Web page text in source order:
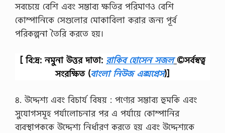
ন্টে
র
সবচেয়ে বেশি এবং সম্ভাব্য ক্ষতির পরিমাণও বেশি
কোম্পানিকে সেগুলোর মোকাবিলা করার জন্য পূর্ব
পরিকল্পনা তৈরি করতে হয়।
[ বি:দ্র: নমুনা উত্তর দাতা: রাকিব হোসেন সজল ©সর্বস্বত্ব
সংরক্ষিত (বাংলা নিউজ এক্সপ্রেস)]
৪. উদ্দেশ্য এবং বিচার্য বিষয় : পণ্যের সম্ভাব্য হুমকি এবং
সুযোগসমূহ পর্যালোচনার পর এ পর্যায়ে কোম্পানির
ব্যবস্থাপককে উদ্দেশ্য নির্ধারণ করতে হয় এবং উদ্দেশ্যকে